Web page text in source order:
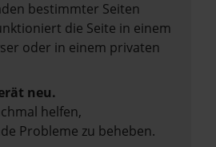
bestimmter Seiten
die Seite in einem
oder in einem privaten
neu.
helfen,
Probleme zu beheben.